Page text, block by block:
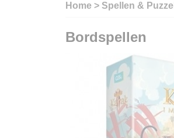
Home > Spellen &
Bordspellen